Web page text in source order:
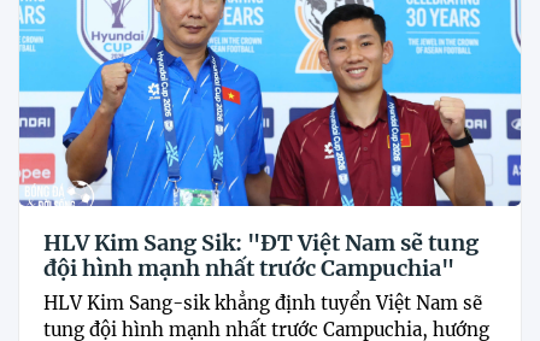
HLV Kim Sang Sik: "ĐT Việt Nam sẽ tung
đội hình mạnh nhất trước Campuchia"
HLV Kim Sang-sik khẳng định tuyển Việt Nam sẽ
tung đội hình mạnh nhất trước Campuchia, hướng